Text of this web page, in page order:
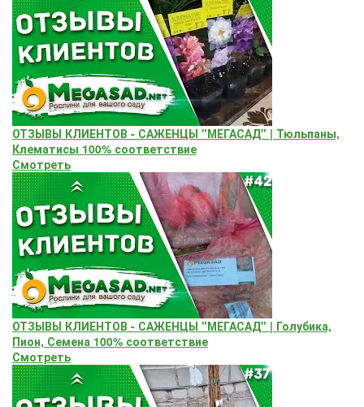
ОТЗЫВЫ КЛИЕНТОВ - САЖЕНЦЫ "МЕГАСАД" | Тюльпаны,
Клематисы 100% соответствие
Смотреть
ОТЗЫВЫ КЛИЕНТОВ - САЖЕНЦЫ "МЕГАСАД" | Голубика,
Пион, Семена 100% соответствие
Смотреть